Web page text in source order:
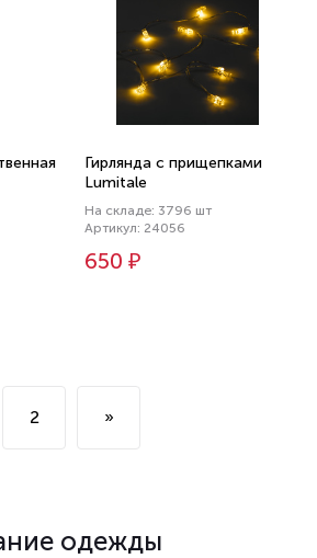
Гирлянда с прищепками
Lumitale
На складе: 3796 шт
Артикул: 24056
650 ₽
2 »
одежды